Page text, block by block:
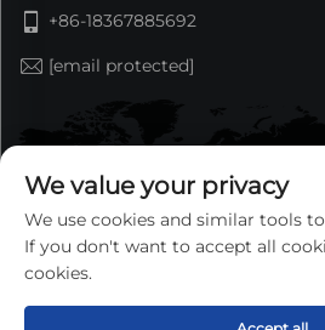
+86-18367885692
[email protected]
We value your privacy
We use cookies and similar tools
If you don't want to accept all
cookies.